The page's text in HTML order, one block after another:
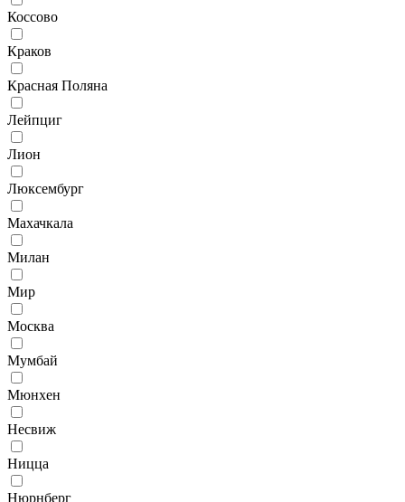
Коссово
Краков
Красная Поляна
Лейпциг
Лион
Люксембург
Махачкала
Милан
Мир
Москва
Мумбай
Мюнхен
Несвиж
Ницца
Нюрнберг